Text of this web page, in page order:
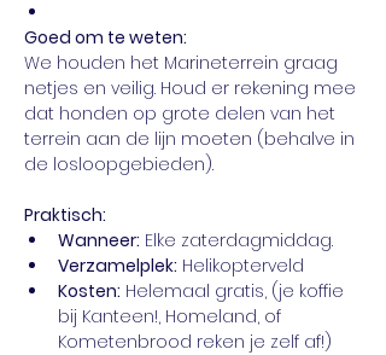
Goed om te weten:
We houden het Marineterrein graag
netjes en veilig. Houd er rekening mee
dat honden op grote delen van het
terrein aan de lijn moeten (behalve in
de losloopgebieden).
Praktisch:
Wanneer: Elke zaterdagmiddag.
Verzamelplek: Helikopterveld
Kosten: Helemaal gratis, (je koffie
bij Kanteen!, Homeland, of
Kometenbrood reken je zelf af!)